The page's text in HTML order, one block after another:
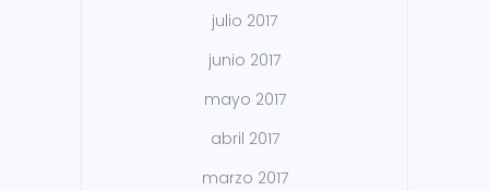
julio 2017
junio 2017
mayo 2017
abril 2017
marzo 2017